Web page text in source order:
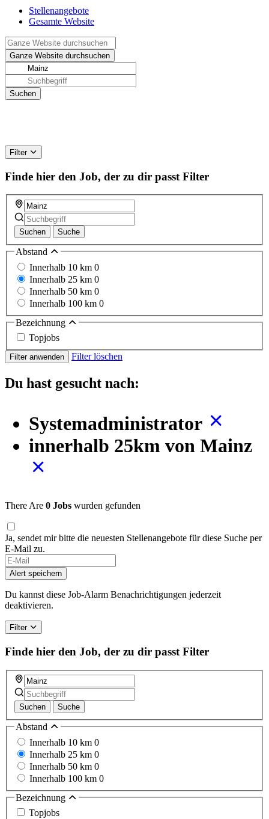
Stellenangebote
Gesamte Website
Filter
Finde hier den Job, der zu dir passt Filter
Suchen Suche
Abstand
Innerhalb 10 km 0
Innerhalb 25 km 0
Innerhalb 50 km 0
Innerhalb 100 km 0
Bezeichnung
Topjobs
Filter anwenden Filter löschen
Du hast gesucht nach:
Systemadministrator
innerhalb 25km von Mainz
There Are 0 Jobs wurden gefunden
Ja, sendet mir bitte die neuesten Stellenangebote für diese Suche per
E-Mail zu.
If
you
are
a
human,
this
field
Alert speichern
Du kannst diese Job-Alarm Benachrichtigungen jederzeit
deaktivieren.
Filter
Finde hier den Job, der zu dir passt Filter
Suchen Suche
Abstand
Innerhalb 10 km 0
Innerhalb 25 km 0
Innerhalb 50 km 0
Innerhalb 100 km 0
Bezeichnung
Topjobs